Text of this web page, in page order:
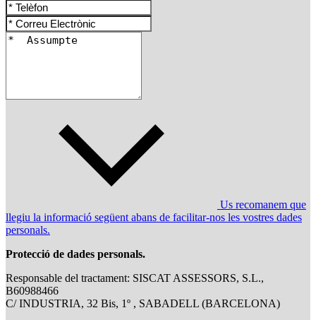
Us recomanem que
llegiu la informació següent abans de facilitar-nos les vostres dades
personals.
Protecció de dades personals.
Responsable del tractament: SISCAT ASSESSORS, S.L.,
B60988466
C/ INDUSTRIA, 32 Bis, 1º , SABADELL (BARCELONA)